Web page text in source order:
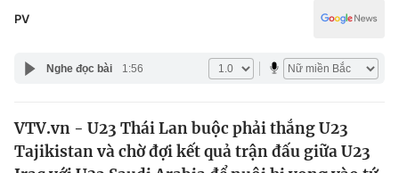
Bóng đá
PV
Nghe đọc bài 1:56
VTV.vn - U23 Thái Lan buộc phải thắng U23
Tajikistan và chờ đợi kết quả trận đấu giữa U23